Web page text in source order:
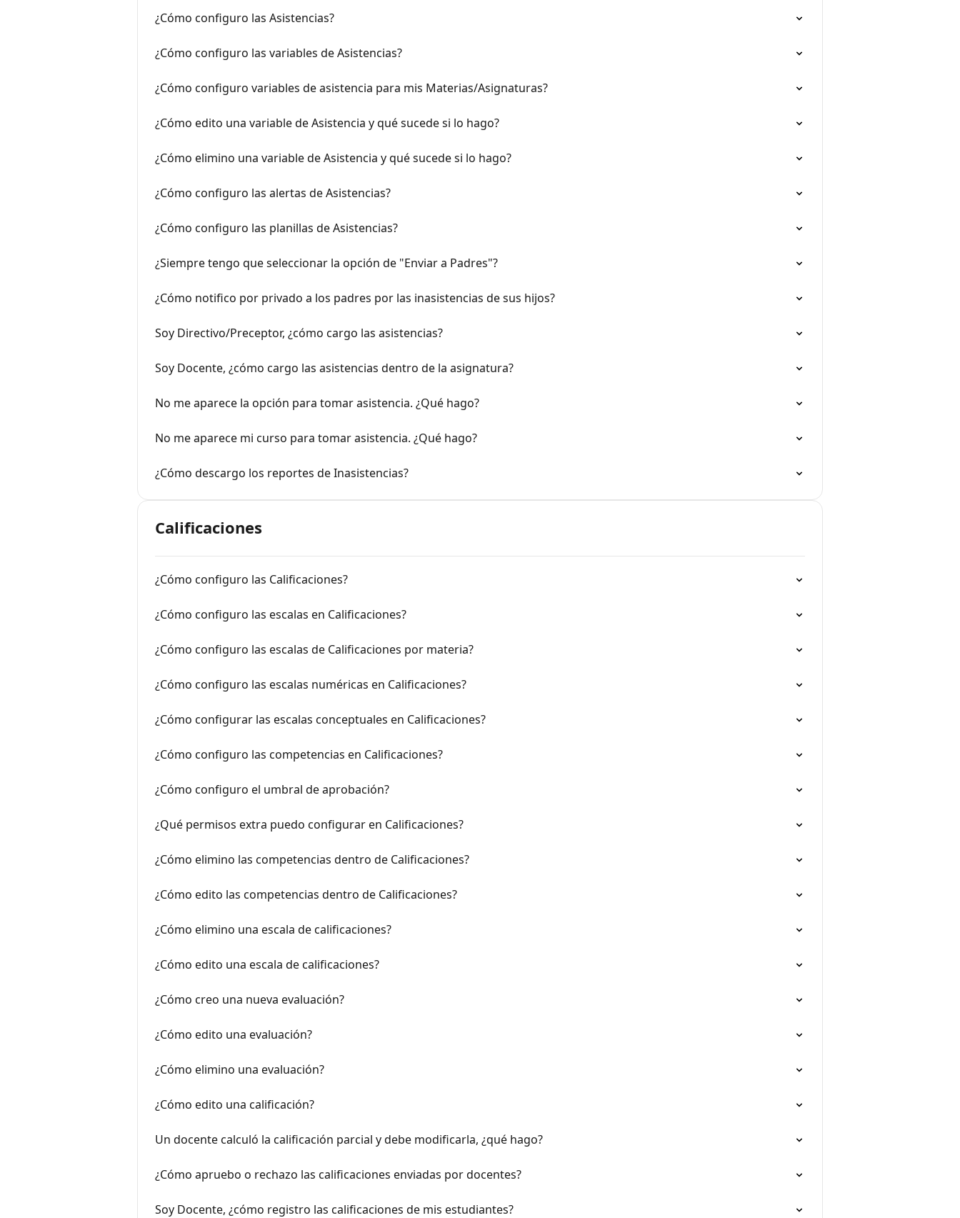
¿Cómo configuro las Asistencias?
¿Cómo configuro las variables de Asistencias?
¿Cómo configuro variables de asistencia para mis Materias/Asignaturas?
¿Cómo edito una variable de Asistencia y qué sucede si lo hago?
¿Cómo elimino una variable de Asistencia y qué sucede si lo hago?
¿Cómo configuro las alertas de Asistencias?
¿Cómo configuro las planillas de Asistencias?
¿Siempre tengo que seleccionar la opción de "Enviar a Padres"?
¿Cómo notifico por privado a los padres por las inasistencias de sus hijos?
Soy Directivo/Preceptor, ¿cómo cargo las asistencias?
Soy Docente, ¿cómo cargo las asistencias dentro de la asignatura?
No me aparece la opción para tomar asistencia. ¿Qué hago?
No me aparece mi curso para tomar asistencia. ¿Qué hago?
¿Cómo descargo los reportes de Inasistencias?
Calificaciones
¿Cómo configuro las Calificaciones?
¿Cómo configuro las escalas en Calificaciones?
¿Cómo configuro las escalas de Calificaciones por materia?
¿Cómo configuro las escalas numéricas en Calificaciones?
¿Cómo configurar las escalas conceptuales en Calificaciones?
¿Cómo configuro las competencias en Calificaciones?
¿Cómo configuro el umbral de aprobación?
¿Qué permisos extra puedo configurar en Calificaciones?
¿Cómo elimino las competencias dentro de Calificaciones?
¿Cómo edito las competencias dentro de Calificaciones?
¿Cómo elimino una escala de calificaciones?
¿Cómo edito una escala de calificaciones?
¿Cómo creo una nueva evaluación?
¿Cómo edito una evaluación?
¿Cómo elimino una evaluación?
¿Cómo edito una calificación?
Un docente calculó la calificación parcial y debe modificarla, ¿qué hago?
¿Cómo apruebo o rechazo las calificaciones enviadas por docentes?
Soy Docente, ¿cómo registro las calificaciones de mis estudiantes?